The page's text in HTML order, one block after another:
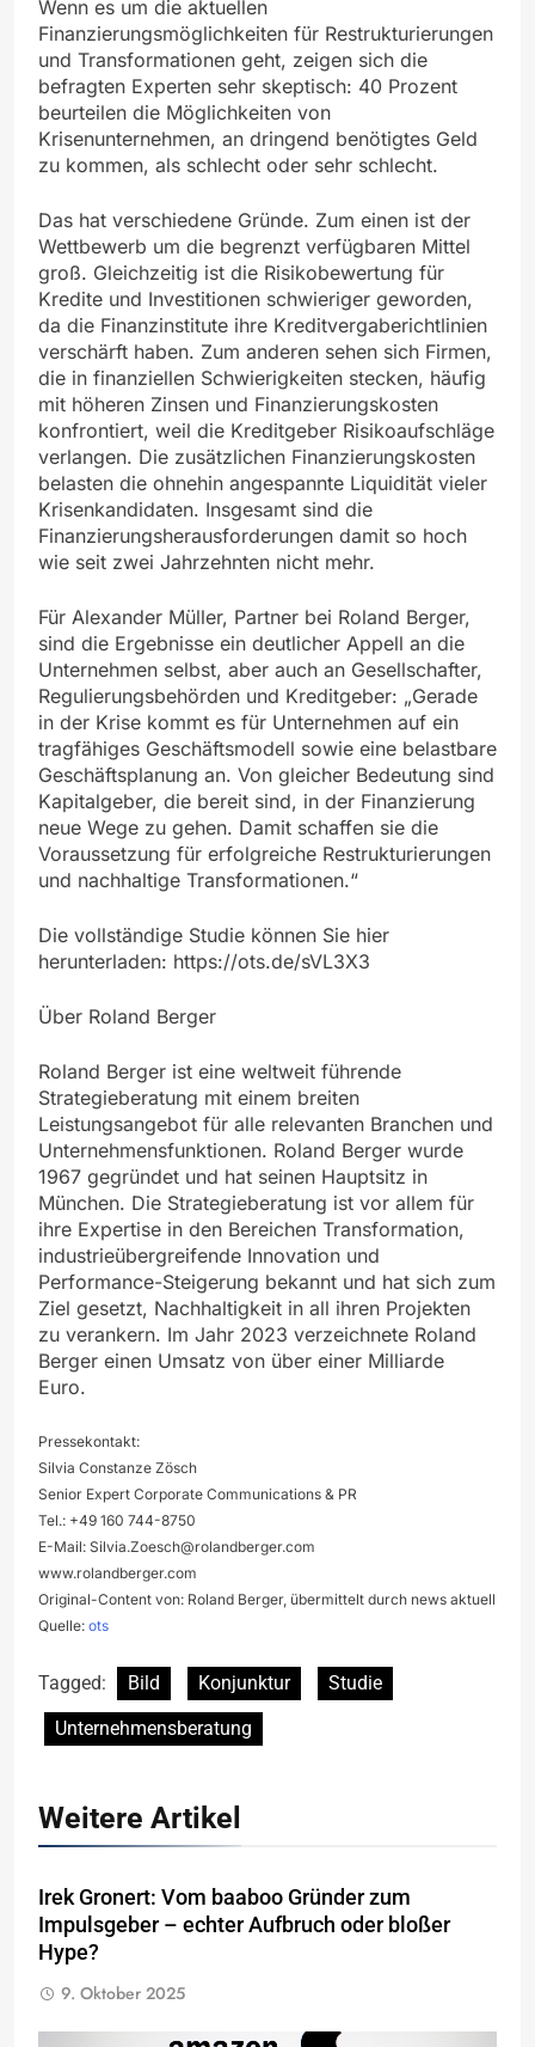
Wenn es um die aktuellen
Finanzierungsmöglichkeiten für Restrukturierungen
und Transformationen geht, zeigen sich die
befragten Experten sehr skeptisch: 40 Prozent
beurteilen die Möglichkeiten von
Krisenunternehmen, an dringend benötigtes Geld
zu kommen, als schlecht oder sehr schlecht.
Das hat verschiedene Gründe. Zum einen ist der
Wettbewerb um die begrenzt verfügbaren Mittel
groß. Gleichzeitig ist die Risikobewertung für
Kredite und Investitionen schwieriger geworden,
da die Finanzinstitute ihre Kreditvergaberichtlinien
verschärft haben. Zum anderen sehen sich Firmen,
die in finanziellen Schwierigkeiten stecken, häufig
mit höheren Zinsen und Finanzierungskosten
konfrontiert, weil die Kreditgeber Risikoaufschläge
verlangen. Die zusätzlichen Finanzierungskosten
belasten die ohnehin angespannte Liquidität vieler
Krisenkandidaten. Insgesamt sind die
Finanzierungsherausforderungen damit so hoch
wie seit zwei Jahrzehnten nicht mehr.
Für Alexander Müller, Partner bei Roland Berger,
sind die Ergebnisse ein deutlicher Appell an die
Unternehmen selbst, aber auch an Gesellschafter,
Regulierungsbehörden und Kreditgeber: „Gerade
in der Krise kommt es für Unternehmen auf ein
tragfähiges Geschäftsmodell sowie eine belastbare
Geschäftsplanung an. Von gleicher Bedeutung sind
Kapitalgeber, die bereit sind, in der Finanzierung
neue Wege zu gehen. Damit schaffen sie die
Voraussetzung für erfolgreiche Restrukturierungen
und nachhaltige Transformationen.“
Die vollständige Studie können Sie hier
herunterladen: https://ots.de/sVL3X3
Über Roland Berger
Roland Berger ist eine weltweit führende
Strategieberatung mit einem breiten
Leistungsangebot für alle relevanten Branchen und
Unternehmensfunktionen. Roland Berger wurde
1967 gegründet und hat seinen Hauptsitz in
München. Die Strategieberatung ist vor allem für
ihre Expertise in den Bereichen Transformation,
industrieübergreifende Innovation und
Performance-Steigerung bekannt und hat sich zum
Ziel gesetzt, Nachhaltigkeit in all ihren Projekten
zu verankern. Im Jahr 2023 verzeichnete Roland
Berger einen Umsatz von über einer Milliarde
Euro.
Pressekontakt:
Silvia Constanze Zösch
Senior Expert Corporate Communications & PR
Tel.: +49 160 744-8750
E-Mail: Silvia.Zoesch@rolandberger.com
www.rolandberger.com
Original-Content von: Roland Berger, übermittelt durch news aktuell
Quelle: ots
Tagged: Bild Konjunktur
Studie
Unternehmensberatung
Weitere Artikel
Irek Gronert: Vom baaboo Gründer zum
Impulsgeber – echter Aufbruch oder bloßer
Hype?
9. Oktober 2025